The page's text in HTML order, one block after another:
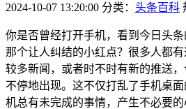
2024-10-07 13:20:00 分类： 头条百科
你是否曾经打开手机，看到今日头
那个让人纠结的小红点？很多人都
较多新闻，或者时不时有新的推送
不停地出现。这不仅打乱了手机桌
机总有未完成的事情，产生不必要